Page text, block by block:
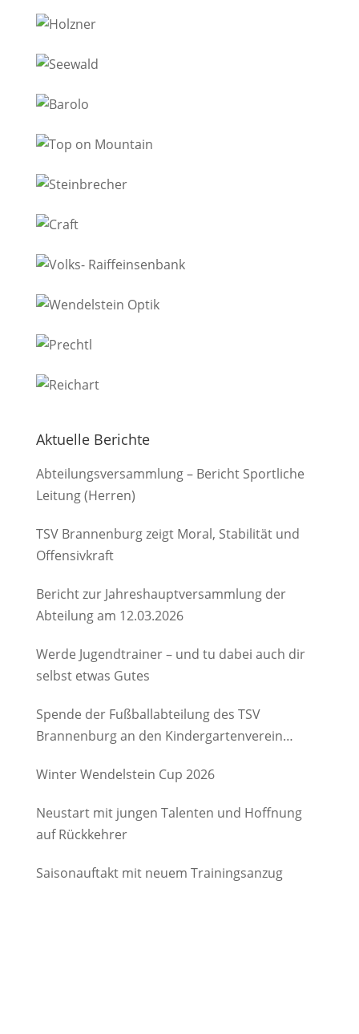
Aktuelle Berichte
Abteilungsversammlung – Bericht Sportliche
Leitung (Herren)
TSV Brannenburg zeigt Moral, Stabilität und
Offensivkraft
Bericht zur Jahreshauptversammlung der
Abteilung am 12.03.2026
Werde Jugendtrainer – und tu dabei auch dir
selbst etwas Gutes
Spende der Fußballabteilung des TSV
Brannenburg an den Kindergartenverein
Winter Wendelstein Cup 2026
Neustart mit jungen Talenten und Hoffnung
auf Rückkehrer
Saisonauftakt mit neuem Trainingsanzug